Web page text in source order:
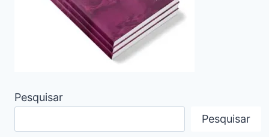
Pesquisar
Pesquisar